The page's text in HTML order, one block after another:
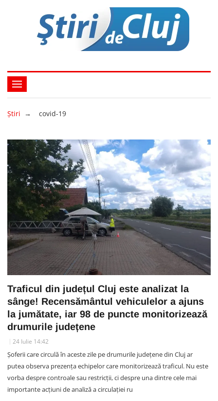
Ştiri → covid-19
Traficul din județul Cluj este analizat la
sânge! Recensământul vehiculelor a ajuns
la jumătate, iar 98 de puncte monitorizează
drumurile județene
24 Iulie 14:42
Șoferii care circulă în aceste zile pe drumurile județene din Cluj ar
putea observa prezența echipelor care monitorizează traficul. Nu este
vorba despre controale sau restricții, ci despre una dintre cele mai
importante acțiuni de analiză a circulației ru